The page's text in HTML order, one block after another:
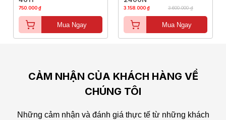
750.000 ₫
Mua Ngay
3.158.000 ₫ 3.600.000 ₫
Mua Ngay
CẢM NHẬN CỦA KHÁCH HÀNG VỀ
CHÚNG TÔI
Những cảm nhận và đánh giá thực tế từ những khách